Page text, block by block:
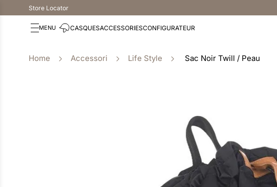
Store Locator
CASQUESACCESSORIESCONFIGURATEUR
Accessori Life Style Sac Noir Twill / Peau